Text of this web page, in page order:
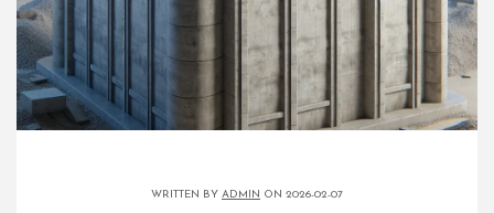
WRITTEN BY ADMIN ON 2026-02-07